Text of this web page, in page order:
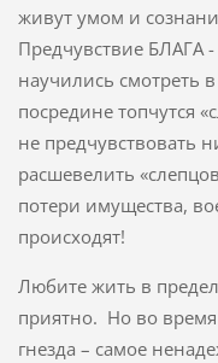
живут умом и
Предчувствие БЛАГА
научились смотреть
посредине топчутся
не предчувствовать
расшевелить
потери имущества,
происходят!
Любите жить в
приятно. Но во
гнезда – самое